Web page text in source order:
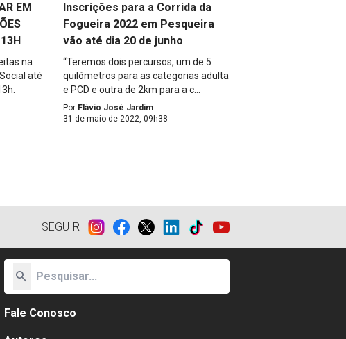
EM
na
até
Inscrições para a Corrida da
Fogueira 2022 em Pesqueira
vão até dia 20 de junho
“Teremos dois percursos, um de 5
quilômetros para as categorias adulta
e PCD e outra de 2km para a c...
Por Flávio José Jardim
31 de maio de 2022, 09h38
SEGUIR
search
Fale Conosco